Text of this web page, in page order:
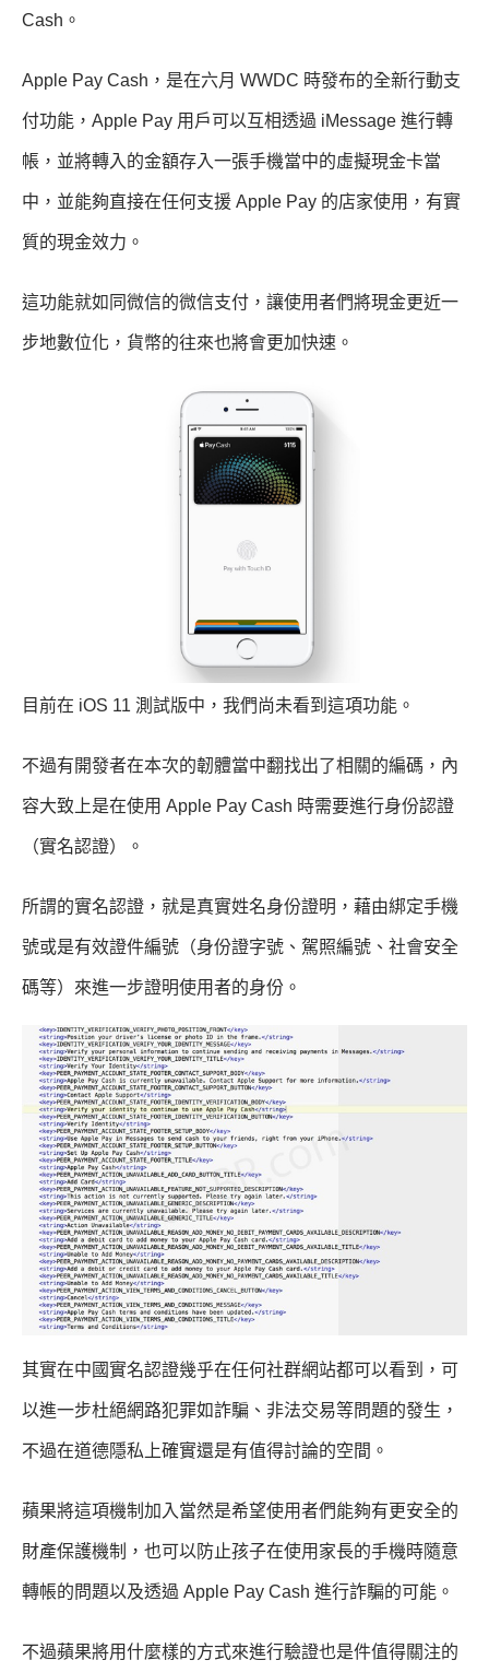
Cash。
Apple Pay Cash，是在六月 WWDC 時發布的全新行動支
付功能，Apple Pay 用戶可以互相透過 iMessage 進行轉
帳，並將轉入的金額存入一張手機當中的虛擬現金卡當
中，並能夠直接在任何支援 Apple Pay 的店家使用，有實
質的現金效力。
這功能就如同微信的微信支付，讓使用者們將現金更近一
步地數位化，貨幣的往來也將會更加快速。
目前在 iOS 11 測試版中，我們尚未看到這項功能。
不過有開發者在本次的韌體當中翻找出了相關的編碼，內
容大致上是在使用 Apple Pay Cash 時需要進行身份認證
（實名認證）。
所謂的實名認證，就是真實姓名身份證明，藉由綁定手機
號或是有效證件編號（身份證字號、駕照編號、社會安全
碼等）來進一步證明使用者的身份。
其實在中國實名認證幾乎在任何社群網站都可以看到，可
以進一步杜絕網路犯罪如詐騙、非法交易等問題的發生，
不過在道德隱私上確實還是有值得討論的空間。
蘋果將這項機制加入當然是希望使用者們能夠有更安全的
財產保護機制，也可以防止孩子在使用家長的手機時隨意
轉帳的問題以及透過 Apple Pay Cash 進行詐騙的可能。
不過蘋果將用什麼樣的方式來進行驗證也是件值得關注的